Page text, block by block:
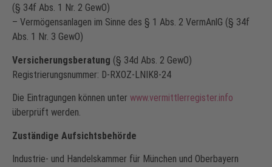
(§ 34f Abs. 1 Nr. 2 GewO)
– Vermögensanlagen im Sinne des § 1 Abs. 2 VermAnlG (§ 34f
Abs. 1 Nr. 3 GewO)
Versicherungsberatung (§ 34d Abs. 2 GewO)
Registrierungsnummer: D-RXOZ-LNIK8-24
Die Eintragungen können unter www.vermittlerregister.info
überprüft werden.
Zuständige Aufsichtsbehörde
Industrie- und Handelskammer für München und Oberbayern